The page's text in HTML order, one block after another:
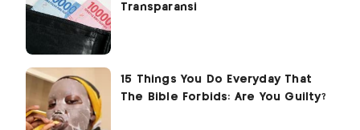
Transparansi